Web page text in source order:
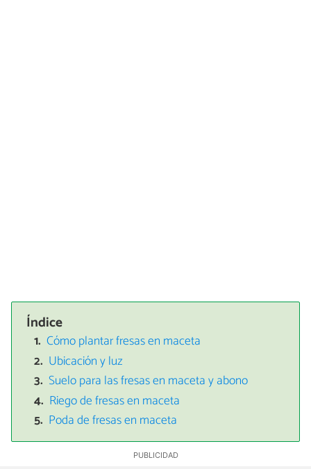
Índice
Cómo plantar fresas en maceta
Ubicación y luz
Suelo para las fresas en maceta y abono
Riego de fresas en maceta
Poda de fresas en maceta